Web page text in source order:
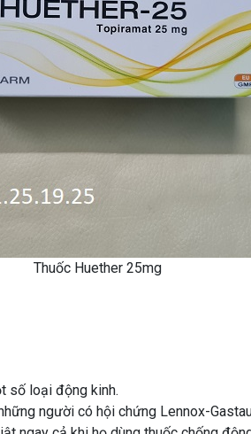
Thuốc Huether 25mg
số loại động kinh.
người có hội chứng Lennox-